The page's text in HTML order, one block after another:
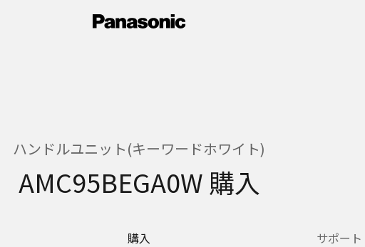
ハンドルユニット(キーワードホワイト)
AMC95BEGA0W 購入
購入 サポート